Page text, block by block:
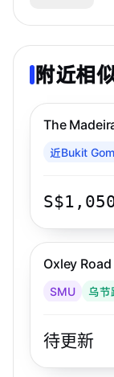
往北到希尔顿
（The Rail
附近相
步行 3 分钟
The
近Bukit
Oxley Road
SMU 乌节
待更新